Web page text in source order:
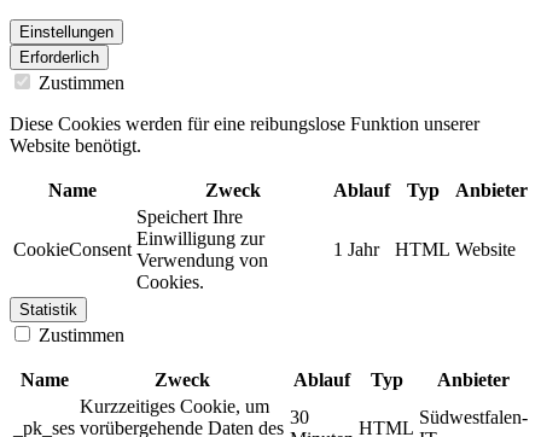
Einstellungen
Erforderlich
Zustimmen
Diese Cookies werden für eine reibungslose Funktion unserer
Website benötigt.
Name Zweck Ablauf Typ Anbieter
CookieConsent
Speichert Ihre
Einwilligung zur
Verwendung von
Cookies.
1 Jahr HTML Website
Statistik
Zustimmen
Name Zweck Ablauf Typ Anbieter
_pk_ses
Kurzzeitiges Cookie, um
vorübergehende Daten des
30
HTML
Südwestfalen-